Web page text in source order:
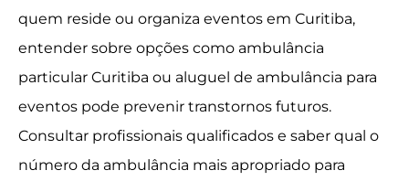
quem reside ou organiza eventos em Curitiba,
entender sobre opções como ambulância
particular Curitiba ou aluguel de ambulância para
eventos pode prevenir transtornos futuros.
Consultar profissionais qualificados e saber qual o
número da ambulância mais apropriado para